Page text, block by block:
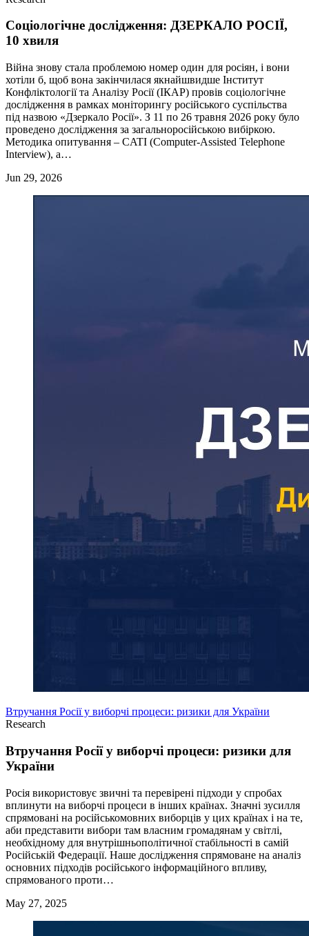
Соціологічне дослідження: ДЗЕРКАЛО РОСІЇ,
10 хвиля
Війна знову стала проблемою номер один для росіян, і вони
хотіли б, щоб вона закінчилася якнайшвидше Інститут
Конфліктології та Аналізу Росії (ІКАР) провів соціологічне
дослідження в рамках моніторингу російського суспільства
під назвою «Дзеркало Росії». З 11 по 26 травня 2026 року було
проведено дослідження за загальноросійською вибіркою.
Методика опитування – CATI (Computer-Assisted Telephone
Interview), а…
Jun 29, 2026
Втручання Росії у виборчі процеси: ризики для України
Research
Втручання Росії у виборчі процеси: ризики для
України
Росія використовує звичні та перевірені підходи у спробах
вплинути на виборчі процеси в інших країнах. Значні зусилля
спрямовані на російськомовних виборців у цих країнах і на те,
аби представити вибори там власним громадянам у світлі,
необхідному для внутрішньополітичної стабільності в самій
Російській Федерації. Наше дослідження спрямоване на аналіз
основних підходів російського інформаційного впливу,
спрямованого проти…
May 27, 2025